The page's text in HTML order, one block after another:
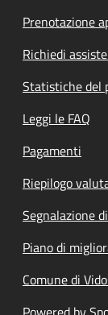
Prenotazione
Richiedi
Statistiche del
Leggi le FAQ
Pagamenti
Riepilogo
Segnalazione
Piano di
Comune di